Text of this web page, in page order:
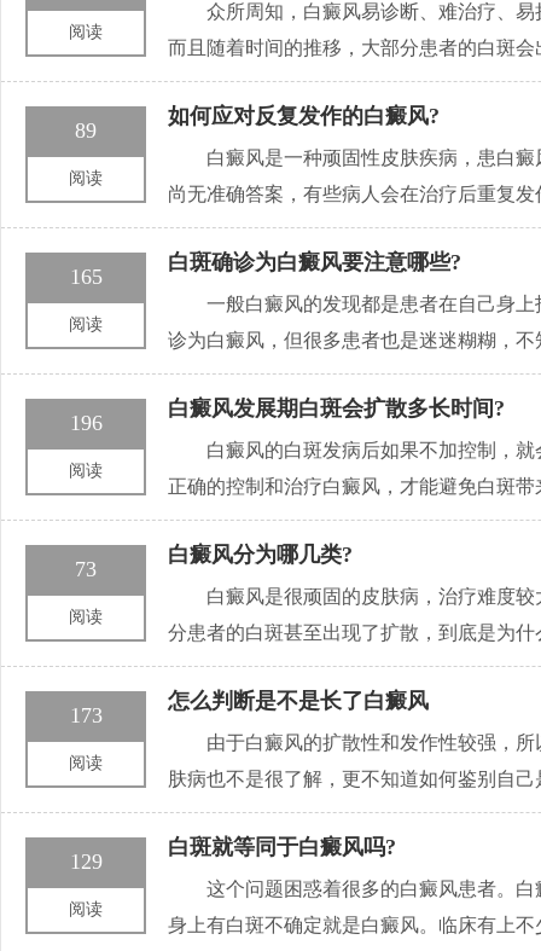
阅读
众所周知，白癜风易诊断、难治疗、
而且随着时间的推移，大部分患者的白斑
89
阅读
如何应对反复发作的白癜风?
白癜风是一种顽固性皮肤疾病，患白
尚无准确答案，有些病人会在治疗后重复
165
阅读
白斑确诊为白癜风要注意哪些?
一般白癜风的发现都是患者在自己身
诊为白癜风，但很多患者也是迷迷糊糊，
196
阅读
白癜风发展期白斑会扩散多长时间?
白癜风的白斑发病后如果不加控制，
正确的控制和治疗白癜风，才能避免白斑
73
阅读
白癜风分为哪几类?
白癜风是很顽固的皮肤病，治疗难度
分患者的白斑甚至出现了扩散，到底是为
173
阅读
怎么判断是不是长了白癜风
由于白癜风的扩散性和发作性较强，
肤病也不是很了解，更不知道如何鉴别自
129
阅读
白斑就等同于白癜风吗?
这个问题困惑着很多的白癜风患者。
身上有白斑不确定就是白癜风。临床有上